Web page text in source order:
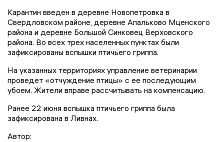
Карантин введен в деревне Новопетровка в
Свердловском районе, деревне Апальково Мценского
района и деревне Большой Синковец Верховского
района. Во всех трех населенных пунктах были
зафиксированы вспышки птичьего гриппа.
На указанных территориях управление ветеринарии
проведет «отчуждение птицы» с ее последующим
убоем. Жители вправе рассчитывать на компенсацию.
Ранее 22 июня вспышка птичьего гриппа была
зафиксирована в Ливнах.
Автор: